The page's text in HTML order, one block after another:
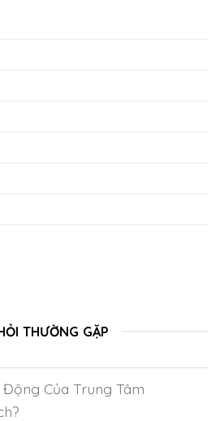
THƯỜNG GẶP
Của Trung Tâm